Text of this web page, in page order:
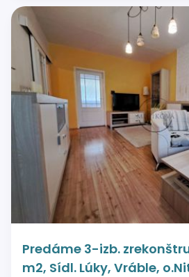
Predáme 3-izb.
m2, Sídl. Lúky, Vráble,